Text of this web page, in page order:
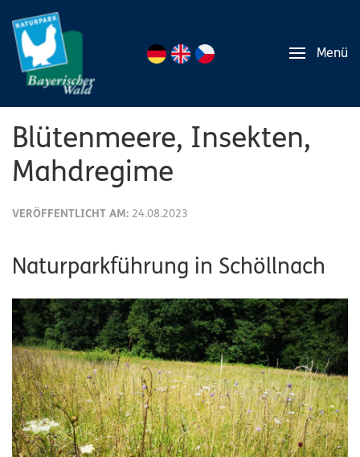
Menü
Blütenmeere, Insekten,
Mahdregime
VERÖFFENTLICHT AM: 24.08.2023
Naturparkführung in Schöllnach